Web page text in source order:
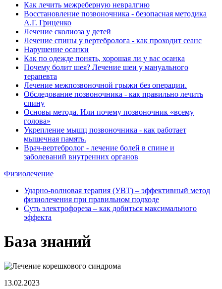
Как лечить межреберную невралгию
Восстановление позвоночника - безопасная методика
А.Г. Гриценко
Лечение сколиоза у детей
Лечение спины у вертебролога - как проходит сеанс
Нарушение осанки
Как по одежде понять, хорошая ли у вас осанка
Почему болит шея? Лечение шеи у мануального
терапевта
Лечение межпозвоночной грыжи без операции.
Обследование позвоночника - как правильно лечить
спину
Основы метода. Или почему позвоночник «всему
голова»
Укрепление мышц позвоночника - как работает
мышечная память.
Врач-вертебролог - лечение болей в спине и
заболеваний внутренних органов
Физиолечение
Ударно-волновая терапия (УВТ) ‒ эффективный метод
физиолечения при правильном подходе
Суть электрофореза ‒ как добиться максимального
эффекта
База знаний
13.02.2023